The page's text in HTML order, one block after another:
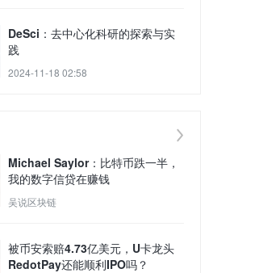
DeSci：去中心化科研的探索与实
践
2024-11-18 02:58
Michael Saylor：比特币跌一半，
我的数字信贷在赚钱
吴说区块链
被币安索赔4.73亿美元，U卡龙头
RedotPay还能顺利IPO吗？